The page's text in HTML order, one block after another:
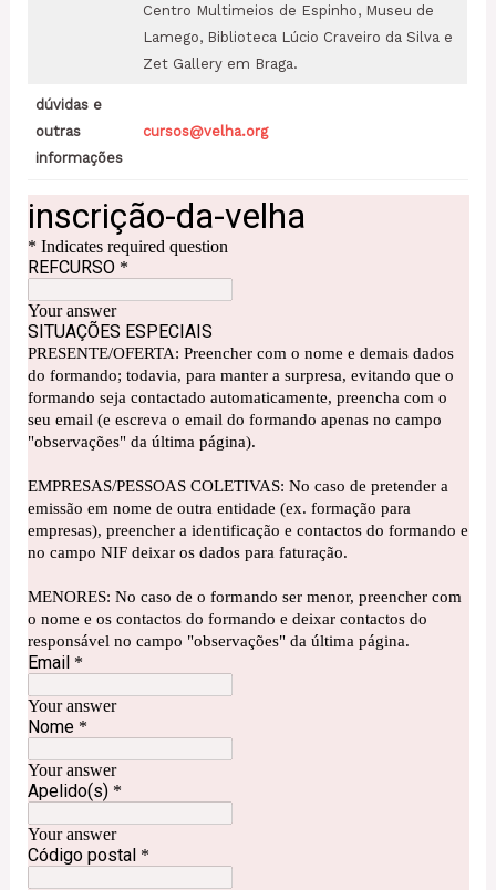
Centro Multimeios de Espinho, Museu de
Lamego, Biblioteca Lúcio Craveiro da Silva e
Zet Gallery em Braga.
dúvidas e
outras
informações
cursos@velha.org